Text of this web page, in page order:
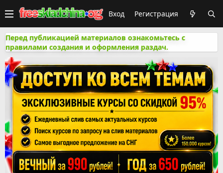
Вход Регистрация
Перед публикацией материалов ознакомьтесь с
правилами создания и оформления раздач.